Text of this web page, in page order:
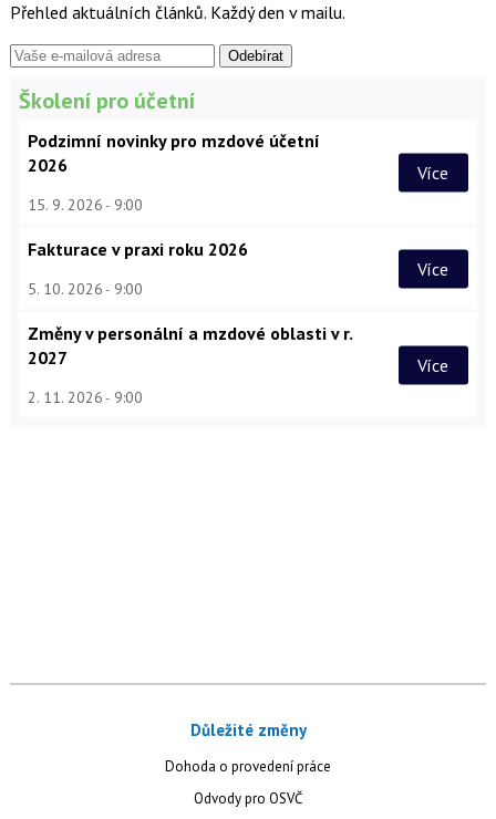
Přehled aktuálních článků. Každý den v mailu.
Školení pro účetní
Podzimní novinky pro mzdové účetní
2026
15. 9. 2026 9:00
Více
Fakturace v praxi roku 2026
5. 10. 2026 9:00
Více
Změny v personální a mzdové oblasti v r.
2027
2. 11. 2026 9:00
Více
Důležité změny
Dohoda o provedení práce
Odvody pro OSVČ